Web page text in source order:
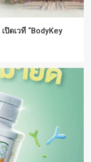
ดเวที “BodyKey